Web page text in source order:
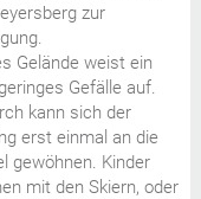
zur
Gelände weist ein
Gefälle auf.
kann sich der
erst einmal an die
gewöhnen. Kinder
mit den Skiern, oder